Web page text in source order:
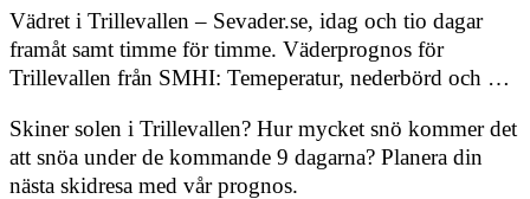
Vädret i Trillevallen – Sevader.se, idag och tio dagar
framåt samt timme för timme. Väderprognos för
Trillevallen från SMHI: Temeperatur, nederbörd och …
Skiner solen i Trillevallen? Hur mycket snö kommer det
att snöa under de kommande 9 dagarna? Planera din
nästa skidresa med vår prognos.